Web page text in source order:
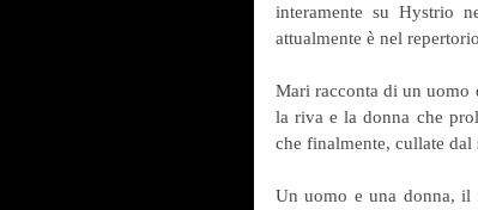
interamente su Hystrio
attualmente è nel
Mari racconta di un uomo
la riva e la donna che
che finalmente, cullate dal
Un uomo e una donna, il